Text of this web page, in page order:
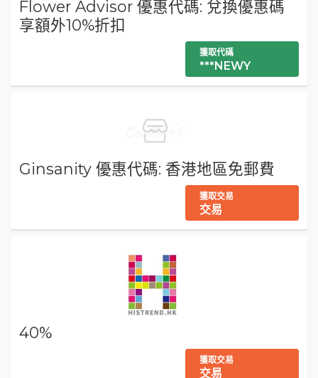
Flower Advisor 優惠代碼: 兌換優惠碼
享額外10%折扣
獲取代碼
***NEWY
Ginsanity 優惠代碼: 香港地區免郵費
獲取交易
交易
40%
獲取交易
交易